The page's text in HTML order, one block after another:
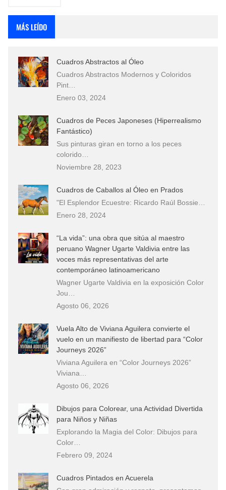
MÁS LEÍDO
Cuadros Abstractos al Óleo
Cuadros Abstractos Modernos y Coloridos
Pint…
Enero 03, 2024
Cuadros de Peces Japoneses (Hiperrealismo
Fantástico)
Sus pinturas giran en torno a los peces
colorido…
Noviembre 28, 2023
Cuadros de Caballos al Óleo en Prados
"El Esplendor Ecuestre: Ricardo Raúl Bossie…
Enero 28, 2024
“La vida”: una obra que sitúa al maestro
peruano Wagner Ugarte Valdivia entre las
voces más representativas del arte
contemporáneo latinoamericano
Wagner Ugarte Valdivia en la exposición Color
Jou…
Agosto 06, 2026
Vuela Alto de Viviana Aguilera convierte el
vuelo en un manifiesto de libertad para “Color
Journeys 2026”
Viviana Aguilera en “Color Journeys 2026”
Viviana…
Agosto 06, 2026
Dibujos para Colorear, una Actividad Divertida
para Niños y Niñas
Explorando la Magia del Color: Dibujos para
Color…
Febrero 09, 2024
Cuadros Pintados en Acuerela